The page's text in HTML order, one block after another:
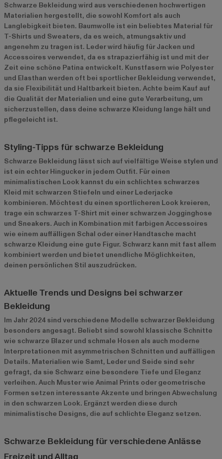
Schwarze Bekleidung wird aus verschiedenen hochwertigen
Materialien hergestellt, die sowohl Komfort als auch
Langlebigkeit bieten. Baumwolle ist ein beliebtes Material für
T-Shirts und Sweaters, da es weich, atmungsaktiv und
angenehm zu tragen ist. Leder wird häufig für Jacken und
Accessoires verwendet, da es strapazierfähig ist und mit der
Zeit eine schöne Patina entwickelt. Kunstfasern wie Polyester
und Elasthan werden oft bei sportlicher Bekleidung verwendet,
da sie Flexibilität und Haltbarkeit bieten. Achte beim Kauf auf
die Qualität der Materialien und eine gute Verarbeitung, um
sicherzustellen, dass deine schwarze Kleidung lange hält und
pflegeleicht ist.
Styling-Tipps für schwarze Bekleidung
Schwarze Bekleidung lässt sich auf vielfältige Weise stylen und
ist ein echter Hingucker in jedem Outfit. Für einen
minimalistischen Look kannst du ein schlichtes schwarzes
Kleid mit schwarzen Stiefeln und einer Lederjacke
kombinieren. Möchtest du einen sportlicheren Look kreieren,
trage ein schwarzes T-Shirt mit einer schwarzen Jogginghose
und Sneakers. Auch in Kombination mit farbigen Accessoires
wie einem auffälligen Schal oder einer Handtasche macht
schwarze Kleidung eine gute Figur. Schwarz kann mit fast allem
kombiniert werden und bietet unendliche Möglichkeiten,
deinen persönlichen Stil auszudrücken.
Aktuelle Trends und Designs bei schwarzer
Bekleidung
Im Jahr 2024 sind verschiedene Modelle schwarzer Bekleidung
besonders angesagt. Beliebt sind sowohl klassische Schnitte
wie schwarze Blazer und schmale Hosen als auch moderne
Interpretationen mit asymmetrischen Schnitten und auffälligen
Details. Materialien wie Samt, Leder und Seide sind sehr
gefragt, da sie Schwarz eine besondere Tiefe und Eleganz
verleihen. Auch Muster wie Animal Prints oder geometrische
Formen setzen interessante Akzente und bringen Abwechslung
in den schwarzen Look. Ergänzt werden diese durch
minimalistische Designs, die auf schlichte Eleganz setzen.
Schwarze Bekleidung für verschiedene Anlässe